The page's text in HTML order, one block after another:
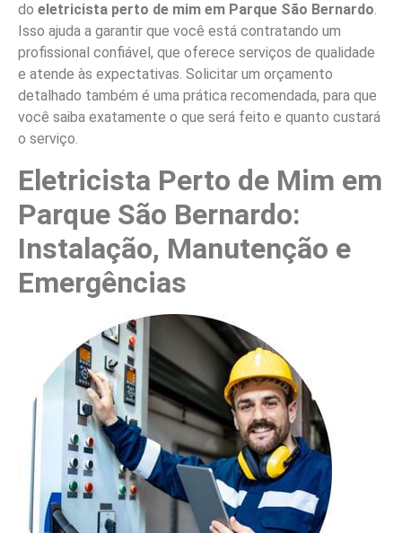
do eletricista perto de mim em Parque São Bernardo.
Isso ajuda a garantir que você está contratando um
profissional confiável, que oferece serviços de qualidade
e atende às expectativas. Solicitar um orçamento
detalhado também é uma prática recomendada, para que
você saiba exatamente o que será feito e quanto custará
o serviço.
Eletricista Perto de Mim em
Parque São Bernardo:
Instalação, Manutenção e
Emergências